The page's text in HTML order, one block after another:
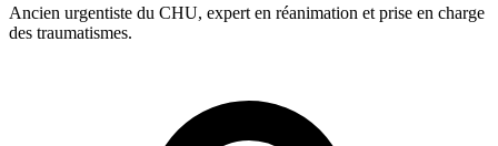
Ancien urgentiste du CHU, expert en réanimation et prise en charge
des traumatismes.